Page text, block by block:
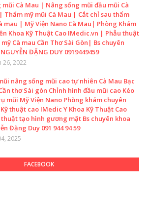
mũi Cà Mau | Nâng sống mũi đầu mũi Cà
Thẩm mỹ mũi Cà Mau | Cắt chỉ sau thẩm
mau | Mỹ Viện Nano Cà Mau| Phòng Khám
Khoa Kỹ Thuật Cao IMedic.vn | Phẫu thuật
Cà mau Cần Thơ Sài Gòn| Bs chuyên
ĐẶNG DUY 0919449459
26, 2022
nâng sống mũi cao tự nhiên Cà Mau Bạc
thơ Sài gòn Chỉnh hình đầu mũi cao Kéo
mũi Mỹ Viện Nano Phòng khám chuyên
thuật cao IMedic Y Khoa Kỹ Thuật Cao
thuật tạo hình gương mặt Bs chuyên khoa
Đặng Duy 091 944 94 59
2025
FACEBOOK